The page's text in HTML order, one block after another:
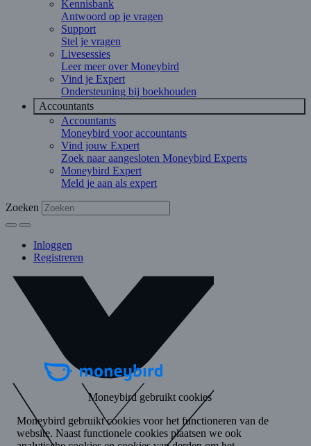
Kennisbank
Antwoord op je vragen
Support
Stel je vragen
Livesessies
Leer meer over Moneybird
Vind je Expert
Ondersteuning bij boekhouden
Accountants
Accountants
Moneybird voor accountants
Vind jouw Expert
Zoek naar aangesloten Moneybird Experts
Moneybird Expert
Meld je aan als expert
Zoeken
Inloggen
Registreren